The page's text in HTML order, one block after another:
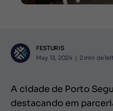
FESTURIS
May 13, 2024 | 2 min de
A cidade de Porto
destacando em